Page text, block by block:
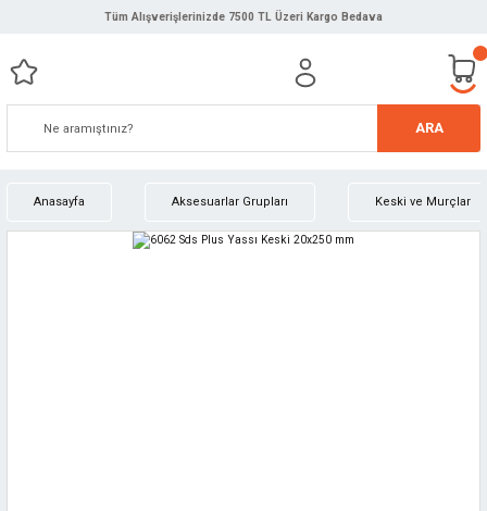
Tüm Alışverişlerinizde 7500 TL Üzeri Kargo Bedava
ARA
Anasayfa Aksesuarlar Grupları Keski ve Murçlar